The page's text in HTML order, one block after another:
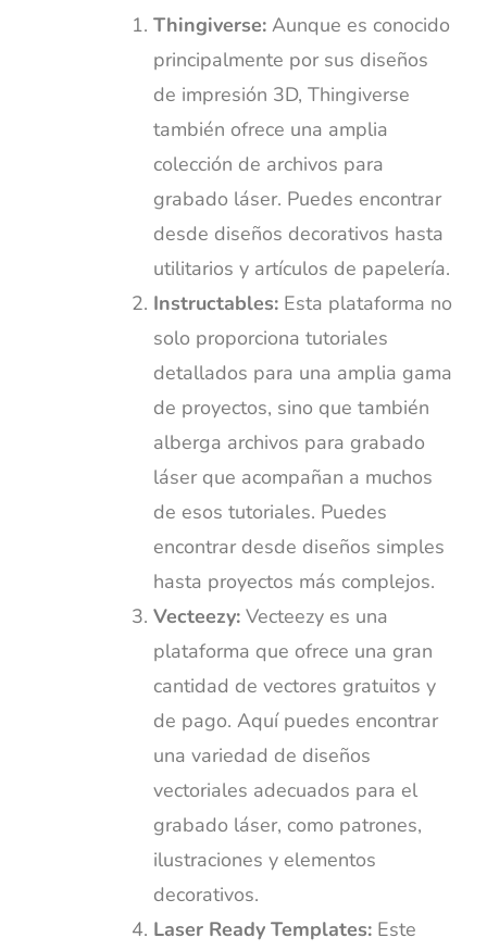
Thingiverse:Aunque es conocido
principalmente por sus diseños
de impresión 3D, Thingiverse
también ofrece una amplia
colección de archivos para
grabado láser. Puedes encontrar
desde diseños decorativos hasta
utilitarios y artículos de papelería.
Instructables:Esta plataforma no
solo proporciona tutoriales
detallados para una amplia gama
de proyectos, sino que también
alberga archivos para grabado
láser que acompañan a muchos
de esos tutoriales. Puedes
encontrar desde diseños simples
hasta proyectos más complejos.
Vecteezy:Vecteezy es una
plataforma que ofrece una gran
cantidad de vectores gratuitos y
de pago. Aquí puedes encontrar
una variedad de diseños
vectoriales adecuados para el
grabado láser, como patrones,
ilustraciones y elementos
decorativos.
Laser Ready Templates:Este